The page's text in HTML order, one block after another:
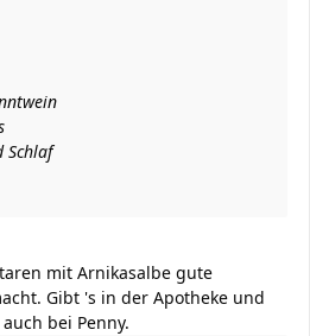
Schlaf
mit Arnikasalbe gute
Gibt 's in der Apotheke und
bei Penny.